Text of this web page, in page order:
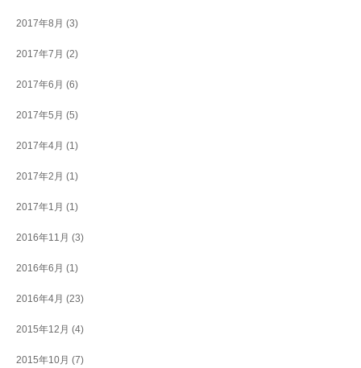
2017年8月 (3)
2017年7月 (2)
2017年6月 (6)
2017年5月 (5)
2017年4月 (1)
2017年2月 (1)
2017年1月 (1)
2016年11月 (3)
2016年6月 (1)
2016年4月 (23)
2015年12月 (4)
2015年10月 (7)